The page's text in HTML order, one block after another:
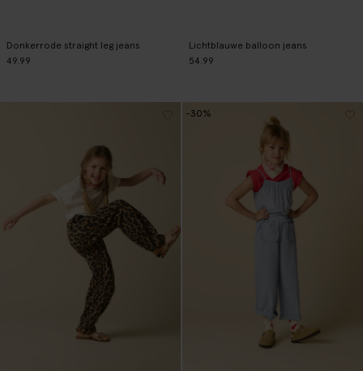
Donkerrode straight leg jeans
49.99
Lichtblauwe balloon jeans
54.99
-30%